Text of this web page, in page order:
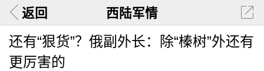
返回 西陆军情
还有“狠货”？俄副外长：除“榛树”外还有
更厉害的